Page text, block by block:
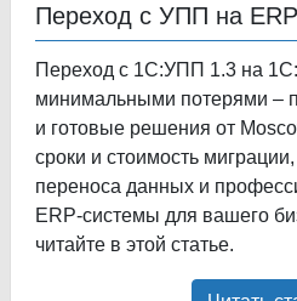
Переход с УПП на ERP
Переход с 1С:УПП 1.3 на
минимальными потерями –
и готовые решения от
сроки и стоимость
переноса данных и
ERP-системы для вашего
читайте в этой статье.